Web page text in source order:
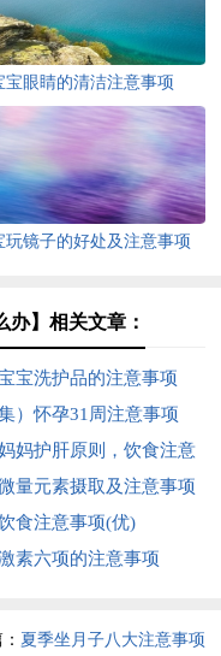
宝眼睛的清洁注意事项
玩镜子的好处及注意事项
办】相关文章：
宝洗护品的注意事项
集）怀孕31周注意事项
妈护肝原则，饮食注意
量元素摄取及注意事项
食注意事项(优)
素六项的注意事项
夏季坐月子八大注意事项